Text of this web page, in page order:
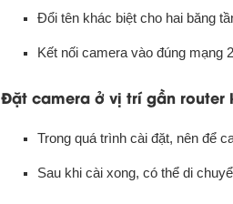
Đổi tên khác biệt cho hai băng
Kết nối camera vào đúng mạng
Đặt camera ở vị trí gần router
Trong quá trình cài đặt, nên để
Sau khi cài xong, có thể di